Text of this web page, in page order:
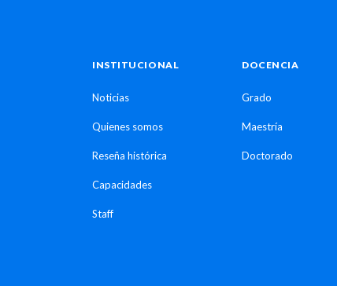
INSTITUCIONAL
Noticias
Quienes somos
Reseña histórica
Capacidades
Staff
DOCENCIA
Grado
Maestría
Doctorado